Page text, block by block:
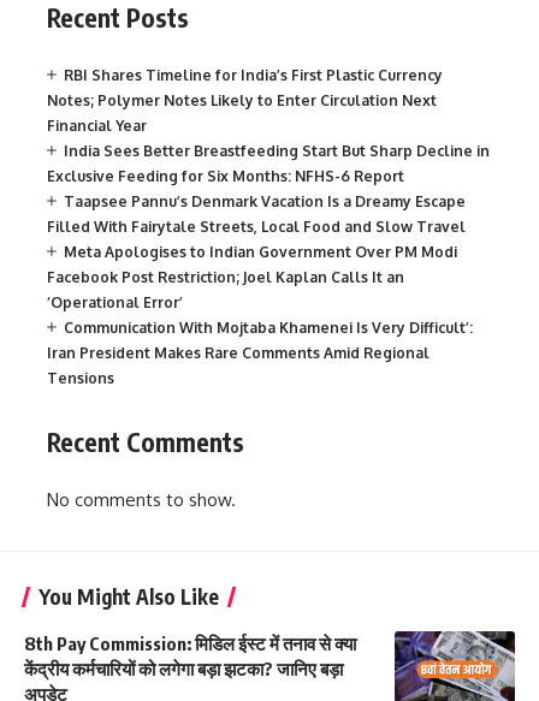
Recent Posts
RBI Shares Timeline for India’s First Plastic Currency
Notes; Polymer Notes Likely to Enter Circulation Next
Financial Year
India Sees Better Breastfeeding Start But Sharp Decline in
Exclusive Feeding for Six Months: NFHS-6 Report
Taapsee Pannu’s Denmark Vacation Is a Dreamy Escape
Filled With Fairytale Streets, Local Food and Slow Travel
Meta Apologises to Indian Government Over PM Modi
Facebook Post Restriction; Joel Kaplan Calls It an
‘Operational Error’
Communication With Mojtaba Khamenei Is Very Difficult’:
Iran President Makes Rare Comments Amid Regional
Tensions
Recent Comments
No comments to show.
You Might Also Like
8th Pay Commission: मिडिल ईस्ट में तनाव से क्या
केंद्रीय कर्मचारियों को लगेगा बड़ा झटका? जानिए बड़ा
अपडेट